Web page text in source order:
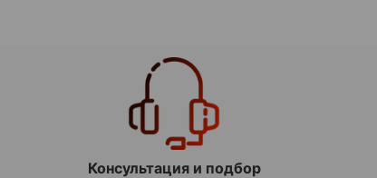
Консультация и подбор